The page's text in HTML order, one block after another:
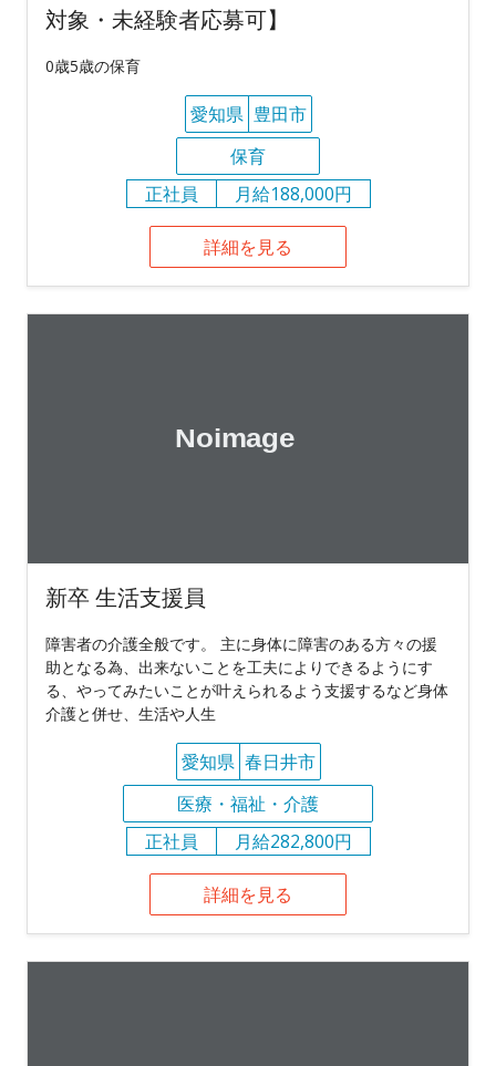
対象・未経験者応募可】
0歳5歳の保育
愛知県 豊田市
保育
正社員
月給188,000円
詳細を見る
新卒 生活支援員
障害者の介護全般です。 主に身体に障害のある方々の援
助となる為、出来ないことを工夫によりできるようにす
る、やってみたいことが叶えられるよう支援するなど身体
介護と併せ、生活や人生
愛知県 春日井市
医療・福祉・介護
正社員
月給282,800円
詳細を見る